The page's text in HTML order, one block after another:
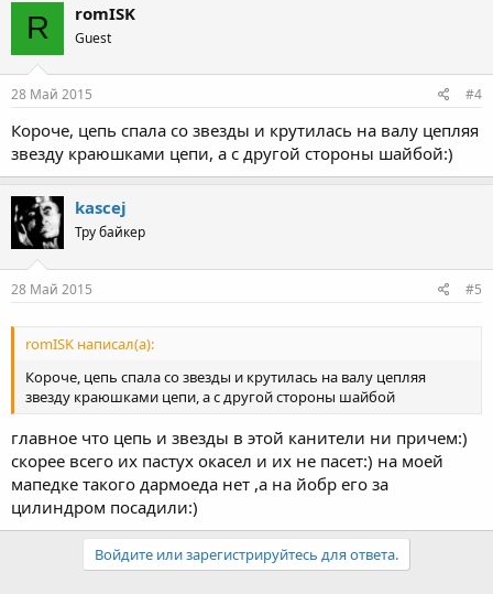
R romISK
Guest
28 Май 2015 #4
Короче, цепь спала со звезды и крутилась на валу цепляя
звезду краюшками цепи, а с другой стороны шайбой:)
kascej
Тру байкер
28 Май 2015 #5
romISK написал(а):
Короче, цепь спала со звезды и крутилась на валу цепляя
звезду краюшками цепи, а с другой стороны шайбой
главное что цепь и звезды в этой канители ни причем:)
скорее всего их пастух окасел и их не пасет:) на моей
мапедке такого дармоеда нет ,а на йобр его за
цилиндром посадили:)
Войдите или зарегистрируйтесь для ответа.